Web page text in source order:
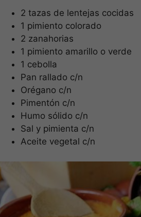
2 tazas de lentejas cocidas
1 pimiento colorado
2 zanahorias
1 pimiento amarillo o verde
1 cebolla
Pan rallado c/n
Orégano c/n
Pimentón c/n
Humo sólido c/n
Sal y pimienta c/n
Aceite vegetal c/n